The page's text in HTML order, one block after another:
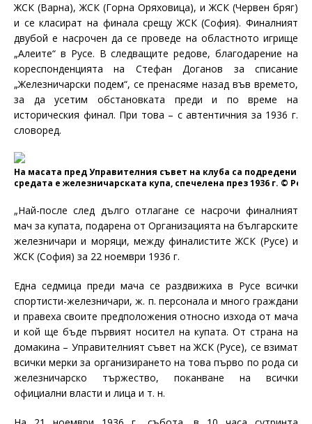
ЖСК (Варна), ЖСК (Горна Оряховица), и ЖСК (Червен бряг)
и се класират на финала срещу ЖСК (София). Финалният
двубой е насрочен да се проведе на областното игрище
„Алеите“ в Русе. В следващите редове, благодарение на
кореспонденцията на Стефан Доганов за списание
„Железничарски подем“, се пренасяме назад във времето,
за да усетим обстановката преди и по време на
историческия финал. При това – с автентичния за 1936 г.
словоред.
На масата пред Управителния съвет на клуба са подредени
средата е железничарската купа, спечелена през 1936 г. ©
„Най-после след дълго отлагане се насрочи финалният
мач за купата, подарена от Организацията на българските
железничари и моряци, между финалистите ЖСК (Русе) и
ЖСК (София) за 22 ноември 1936 г.
Една седмица преди мача се раздвижиха в Русе всички
спортисти-железничари, ж. п. персонала и много граждани
и правеха своите предположения относно изхода от мача
и кой ще бъде първият носител на купата. От страна на
домакина – Управителният съвет на ЖСК (Русе), се взимат
всички мерки за организирането на това първо по рода си
железничарско тържество, поканване на всички
официални власти и лица и т. н.